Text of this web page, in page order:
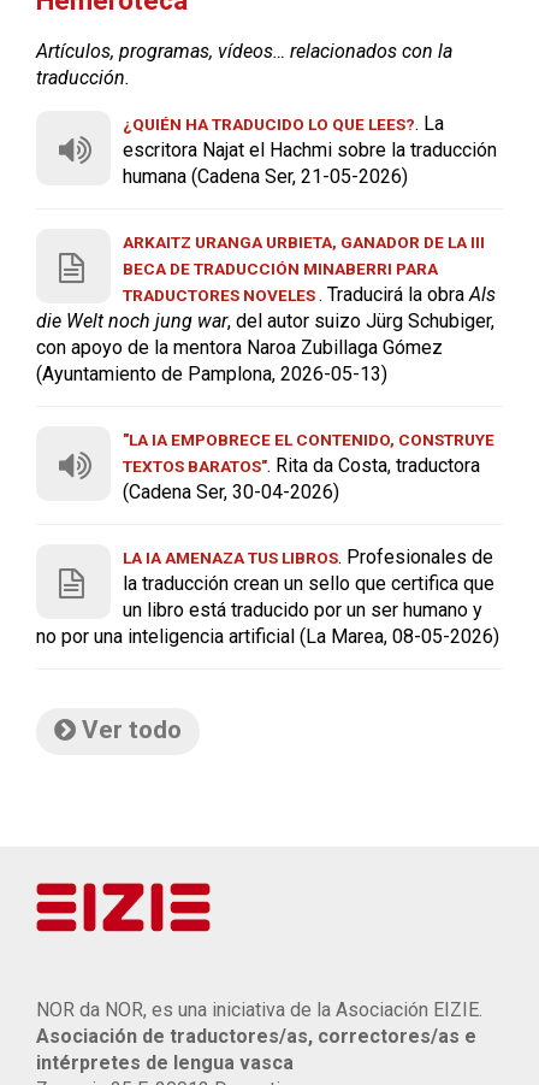
Artículos, programas, vídeos… relacionados con la
traducción.
¿QUIÉN HA TRADUCIDO LO QUE LEES?. La
escritora Najat el Hachmi sobre la traducción
humana (Cadena Ser, 21-05-2026)
ARKAITZ URANGA URBIETA, GANADOR DE LA III
BECA DE TRADUCCIÓN MINABERRI PARA
TRADUCTORES NOVELES. Traducirá la obraAls
die Welt noch jung war, del autor suizo Jürg Schubiger,
con apoyo de la mentora Naroa Zubillaga Gómez
(Ayuntamiento de Pamplona, 2026-05-13)
"LA IA EMPOBRECE EL CONTENIDO, CONSTRUYE
TEXTOS BARATOS". Rita da Costa, traductora
(Cadena Ser, 30-04-2026)
LA IA AMENAZA TUS LIBROS. Profesionales de
la traducción crean un sello que certifica que
un libro está traducido por un ser humano y
no por una inteligencia artificial (La Marea, 08-05-2026)
Ver todo
NOR da NOR, es una iniciativa de la Asociación EIZIE.
Asociación de traductores/as, correctores/as e
intérpretes de lengua vasca